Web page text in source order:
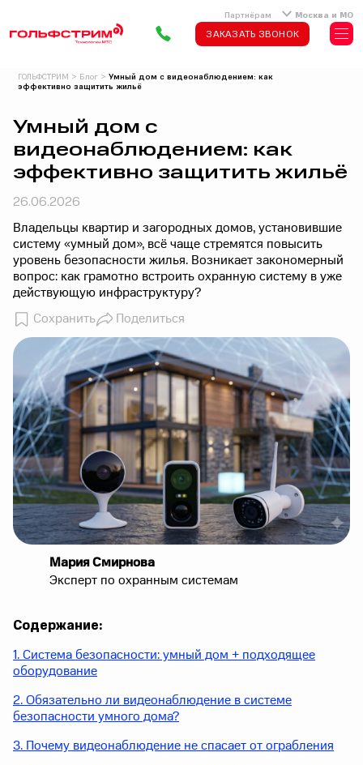
Партнёрам Москва и МО
ЗАКАЗАТЬ ЗВОНОК
ГОЛЬФСТРИМ > Блог >Умный дом с видеонаблюдением: как
эффективно защитить жильё
Умный дом с
видеонаблюдением: как
эффективно защитить жильё
26.06.2026
Владельцы квартир и загородных домов, установившие
систему «умный дом», всё чаще стремятся повысить
уровень безопасности жилья. Возникает закономерный
вопрос: как грамотно встроить охранную систему в уже
действующую инфраструктуру?
Сохранить
Поделиться
Мария Смирнова
Эксперт по охранным системам
Содержание:
1. Система безопасности: умный дом + подходящее
оборудование
2. Обязательно ли видеонаблюдение в системе
безопасности умного дома?
3. Почему видеонаблюдение не спасает от ограбления